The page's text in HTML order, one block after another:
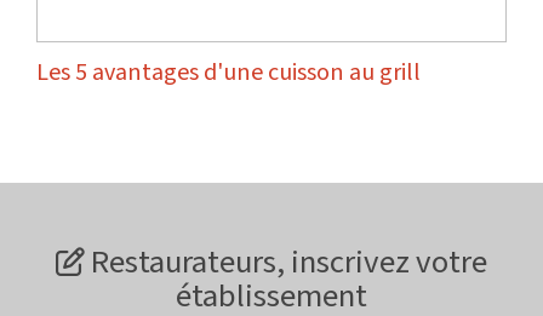
Les 5 avantages d'une cuisson au grill
Restaurateurs, inscrivez votre
établissement